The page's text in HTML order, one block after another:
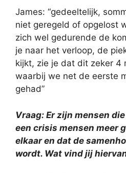
James: “gedeeltelijk,
niet geregeld of opgelost
zich wel gedurende de
je naar het verloop, de
kijkt, zie je dat dit zeker 4
waarbij we net de eerste
gehad”
Vraag: Er zijn mensen
een crisis mensen meer
elkaar en dat de
wordt. Wat vind jij